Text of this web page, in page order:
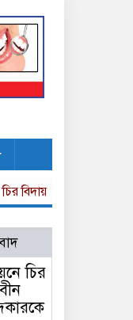
দেওয়া হলো প্রবীন
চির